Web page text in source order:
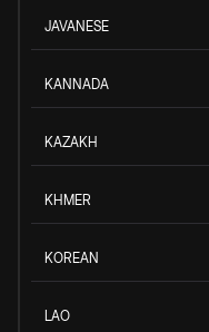
JAVANESE
KANNADA
KAZAKH
KHMER
KOREAN
LAO